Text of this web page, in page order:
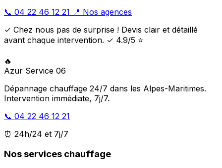
📞 04 22 46 12 21 📍 Nos agences
✓ Chez nous pas de surprise ! Devis clair et détaillé
avant chaque intervention. ✓ 4.9/5 ⭐
🔥
Azur Service 06
Dépannage chauffage 24/7 dans les Alpes-Maritimes.
Intervention immédiate, 7j/7.
📞 04 22 46 12 21
⏰ 24h/24 et 7j/7
Nos services chauffage